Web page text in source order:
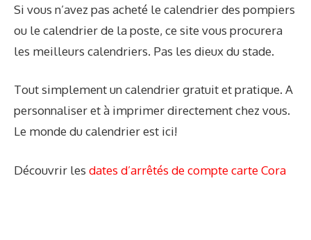
Si vous n’avez pas acheté le calendrier des pompiers
ou le calendrier de la poste, ce site vous procurera
les meilleurs calendriers. Pas les dieux du stade.
Tout simplement un calendrier gratuit et pratique. A
personnaliser et à imprimer directement chez vous.
Le monde du calendrier est ici!
Découvrir les dates d’arrêtés de compte carte Cora